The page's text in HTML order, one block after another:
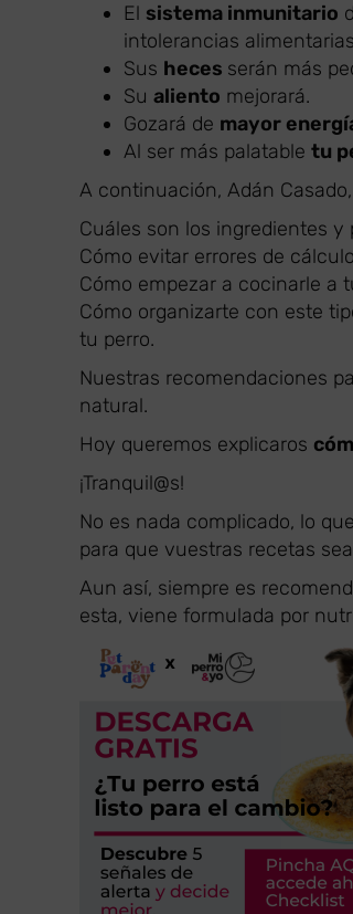
El sistema inmunitario
intolerancias
Sus heces serán más
Su aliento mejorará.
Gozará de mayor
Al ser más palatable tu
A continuación, Adán
Cuáles son los ingredientes
Cómo evitar errores de
Cómo empezar a cocinarle a
Cómo organizarte con este
tu perro.
Nuestras recomendaciones
natural.
Hoy queremos explicaros
¡Tranquil@s!
No es nada complicado, lo
para que vuestras recetas
Aun así, siempre es
esta, viene formulada por